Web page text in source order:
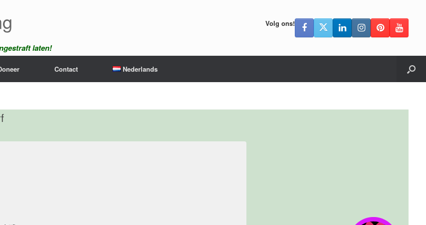
laten!
Volg ons!
Contact Nederlands